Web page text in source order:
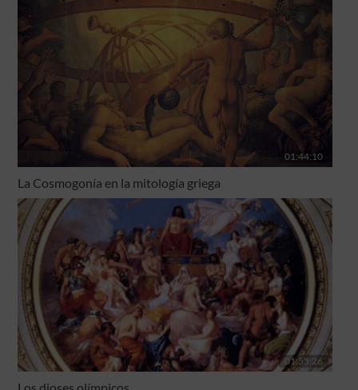
01:44:10
La Cosmogonía en la mitología griega
01:55:26
Los dioses olímpicos